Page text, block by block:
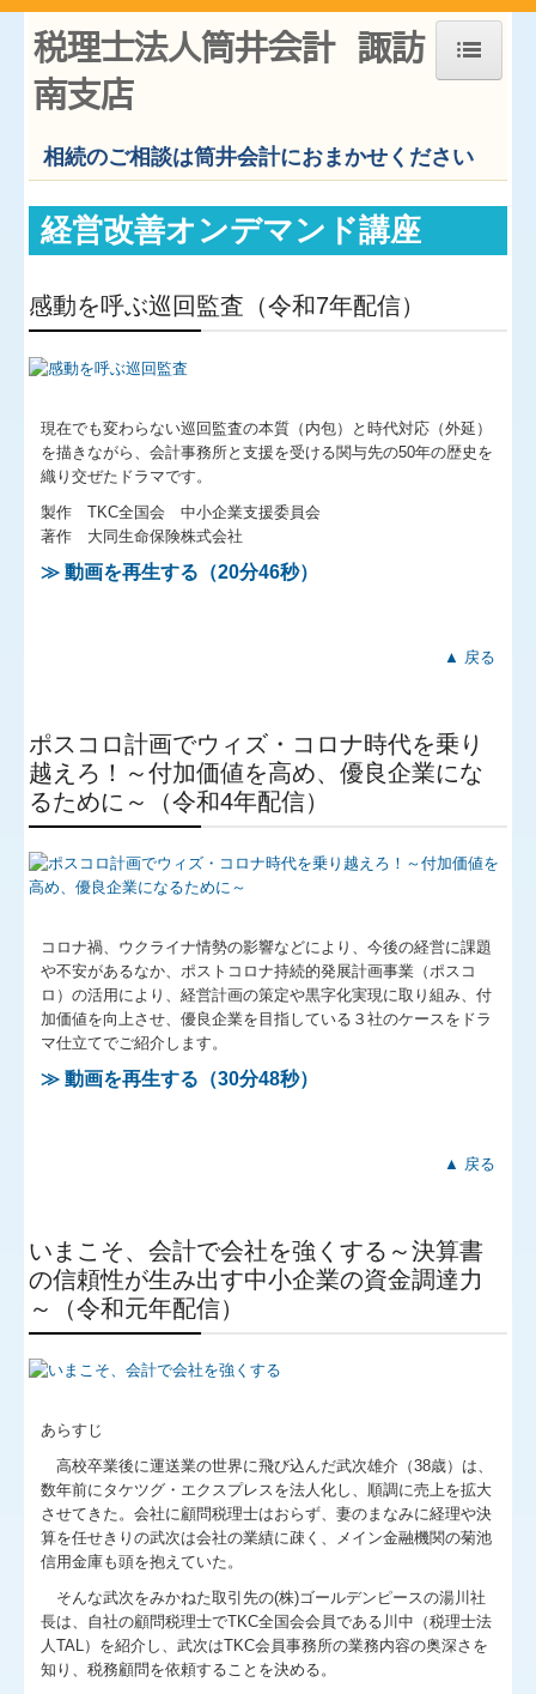
ホーム
お知らせ
経営理念
職員紹介
よくある質問
料金について
関連リンク
リンク集
補助金・助成金・融資情報
関与先向け融資商品ご紹介
経営者お役立ち情報
経営革新等支援機関とは
経営改善オンデマンド講座
税理士法人筒井会計 諏訪
南支店
相続のご相談は筒井会計におまかせください
経営改善オンデマンド講座
感動を呼ぶ巡回監査（令和7年配信）
現在でも変わらない巡回監査の本質（内包）と時代対応（外延）
を描きながら、会計事務所と支援を受ける関与先の50年の歴史を
織り交ぜたドラマです。
製作 TKC全国会 中小企業支援委員会
著作 大同生命保険株式会社
≫ 動画を再生する（20分46秒）
▲ 戻る
ポスコロ計画でウィズ・コロナ時代を乗り
越えろ！～付加価値を高め、優良企業にな
るために～（令和4年配信）
コロナ禍、ウクライナ情勢の影響などにより、今後の経営に課題
や不安があるなか、ポストコロナ持続的発展計画事業（ポスコ
ロ）の活用により、経営計画の策定や黒字化実現に取り組み、付
加価値を向上させ、優良企業を目指している３社のケースをドラ
マ仕立てでご紹介します。
≫ 動画を再生する（30分48秒）
▲ 戻る
いまこそ、会計で会社を強くする～決算書
の信頼性が生み出す中小企業の資金調達力
～（令和元年配信）
あらすじ
高校卒業後に運送業の世界に飛び込んだ武次雄介（38歳）は、
数年前にタケツグ・エクスプレスを法人化し、順調に売上を拡大
させてきた。会社に顧問税理士はおらず、妻のまなみに経理や決
算を任せきりの武次は会社の業績に疎く、メイン金融機関の菊池
信用金庫も頭を抱えていた。
そんな武次をみかねた取引先の(株)ゴールデンピースの湯川社
長は、自社の顧問税理士でTKC全国会会員である川中（税理士法
人TAL）を紹介し、武次はTKC会員事務所の業務内容の奥深さを
知り、税務顧問を依頼することを決める。